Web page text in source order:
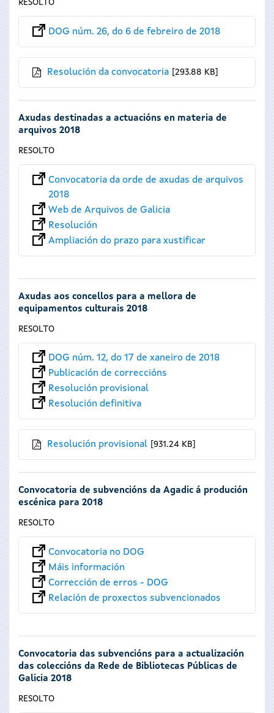
RESOLTO
DOG núm. 26, do 6 de febreiro de 2018
Resolución da convocatoria 293.88 KB
Axudas destinadas a actuacións en materia de
arquivos 2018
RESOLTO
Convocatoria da orde de axudas de arquivos
2018
Web de Arquivos de Galicia
Resolución
Ampliación do prazo para xustificar
Axudas aos concellos para a mellora de
equipamentos culturais 2018
RESOLTO
DOG núm. 12, do 17 de xaneiro de 2018
Publicación de correccións
Resolución provisional
Resolución definitiva
Resolución provisional 931.24 KB
Convocatoria de subvencións da Agadic á produción
escénica para 2018
RESOLTO
Convocatoria no DOG
Máis información
Corrección de erros - DOG
Relación de proxectos subvencionados
Convocatoria das subvencións para a actualización
das coleccións da Rede de Bibliotecas Públicas de
Galicia 2018
RESOLTO